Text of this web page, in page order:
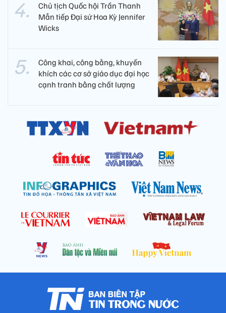
Chủ tịch Quốc hội Trần Thanh
Mẫn tiếp Đại sứ Hoa Kỳ Jennifer
Wicks
Công khai, công bằng, khuyến
khích các cơ sở giáo dục đại học
cạnh tranh bằng chất lượng​